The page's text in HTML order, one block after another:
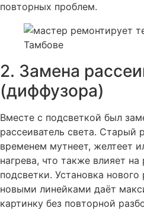
повторных проблем.
2. Замена
(диффузора)
Вместе с подсветкой был
рассеиватель света. Старый
временем мутнеет, желтеет
нагрева, что также влияет
подсветки. Установка нового
новыми линейками даёт
картинку без повторной